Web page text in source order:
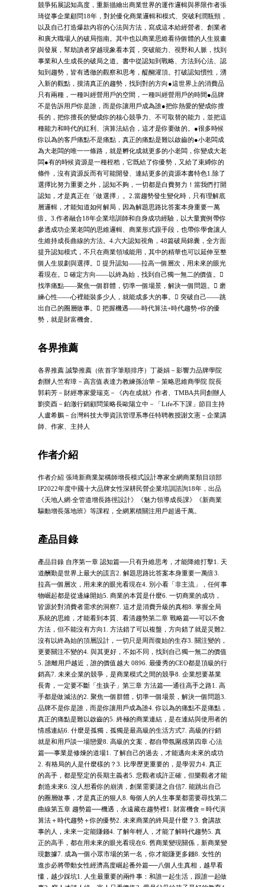
競爭拓展認知高度，重新描繪出商業世界的運作邏輯與界限作者張
琦從事企業顧問18年，對於優化商業邏輯和模式、突破利潤瓶頸，
以及自己打造爆款內容的心法與方法，寫成這本給經營者、創業者
和廣大職場人的破局指南。其中也以商業思維看待個體的人生規畫
與發展，幫助讀者穿越現象看本質，突破能力、視野和人脈，找到
事業和人生成長的破局之道。書中從認知到戰略、方法到心法、認
知到趨勢，皆有透徹的觀察和思考，醍醐灌頂。打破認知慣性，湧
入新的觀點，摸清真正的趨勢，找到對的方向●這世界上的消費品
只有兩種，一種叫經營用戶的空間，一種叫經營用戶的時間●品牌
不是告訴用戶你是誰，而是你讓用戶成為誰●把你熱愛的變成你擅
長的，把你擅長的變成你的核心競爭力、不可取替的能力，並把這
種能力和時代的紅利、演算法結合，這才是你要做的。●很多時候
你以為的客戶痛點不是痛點，真正的痛點是難以啟齒的●小老闆成
為大老闆的唯一一條路，就是孵化成就更多的小老闆，你變成大老
闆●有的時候資源是一種桎梏，它既給了你優勢，又給了束縛你的
條件，沒有資源反而有可能開發、連結更多的資源本書特色1.除了
選擇比努力重要之外，認知不夠，一切都是白費努力！當我們打開
認知，才是真正在「做選擇」。2.當趨勢發生變化時，只有理解底
層邏輯，才能知道如何解局，因為解題思路比答案本身重要一萬
倍。3.作者融合18年企業培訓師和自身成功經驗，以大量實例帶你
參透成功企業老闆的思維邏輯、商業形式跟手段，也帶你學會讓人
生維持成長曲線的方法。4.六大認知視角，48篇破局錦囊，全方面
提升認知模式，不只在商業領域能用，其中的精華也可以延伸至整
個人生規劃與選擇。 提升認知——拉高一個層次，用未來的眼光
看現在。 確定方向——以終為始，找到自己獨一無二的價值。
找準痛點——聚焦一個群體，切準一個場景，解決一個問題。 磨
練心性——心裡能裝多少人，就能成多大的事。 突破自己——跳
出自己的圈層做事。 把握機遇——時代算法+時代趨勢+你的優
勢，就是財富機會。
各界推薦
各界推薦 誠摯推薦（依首字筆順排序）丁菱娟－影響力品牌學院
創辦人竺宥璋－高言值表達力教練孫治華－策略思維商學院 院長
郭莉芳－財經專家愛瑞克－《內在成就》作者、TMBA共同創辦人
劉奕酉－鉑澈行銷顧問策略長歐陽立中－「Life不下課」節目主持
人盧希鵬－台灣科技大學資訊管理系專任特聘教授謝文憲－企業講
師、作家、主持人
作者介紹
作者介紹 張琦新商業架構師增長模式設計專家全網商業類目頭部
IP2022年度中國十大品牌女性深耕民營企業培訓諮詢18年，出品
《天地人網‧全管道增長路徑設計》《魅力領導成長課》《新商業
驅動增長落地班》等課程，全網累積關注用戶超過千萬。
產品目錄
產品目錄 自序第一章 認知篇──只有升維思考，才能降維打擊1. 天
道酬勤是世界上最大的謊言2. 解題思路比答案本身重要一萬倍3.
拉高一個層次，用未來的眼光看現在4. 別小看「非主流」，任何事
物崛起都是從邊緣開始5. 商業的本質是什麼6. 一切商業的成功，
皆源於對消費者需求的洞察7. 這才是消費升級的真相8. 掌握全局
系統的思維，才能看到本質、看清趨勢第二章 戰略篇──可以不會
方法，但不能沒有方向1. 方法錯了可以複盤，方向錯了就是災難2.
沒有以終為始的頂層設計，一切只是周而復始的生存3. 關注變的，
更要關注不變的4. 與其更好，不如不同，找到自己獨一無二的價值
5. 誰離用戶越近，誰的價值越大 0896. 最優秀的CEO都是頂級的行
銷高7. 未來企業的競爭，是商業模式之間的競爭8. 企業想要基業
長青，一定要不斷「生孩子」第三章 方法篇──通往高手之路1. 高
手都是做減法的2. 聚焦一個群體，切準一個場景，解決一個問題3.
品牌不是你是誰，而是你讓用戶成為誰4. 你以為的痛點不是痛點，
真正的痛點是難以啟齒的5. 終極的商業連結，是在連結與使用者的
情感連結6. 什麼是孤獨，孤獨是最高級的生活方式7. 高級的行銷
就是和用戶談一場戀愛8. 高級的文案，都自帶氛圍感第四章 心法
篇──事業是修煉的道場1. 了解自己的過去，才能邁向未來的成功
2. 有格局的人是什麼樣的？3. 比學歷更重要的，是學習力4. 真正
的高手，都是堅定的長期主義者5. 悲觀者或許正確，但樂觀者才能
創造未來6. 沒人想看你的崩潰，創業需要謎之自信7. 能跳出自己
的圈層做事，才是真正的狠人8. 每個人的人生事業都需要尋找第二
曲線第五章 趨勢篇──機遇，永遠藏在趨勢裡1. 財富機會＝時代演
算法＋時代趨勢＋你的優勢2. 未來商業的終局是什麼？3. 會講故
事的人，未來一定能賺錢4. 了解年輕人，才能了解時代趨勢5. 真
正的高手，都在用未來的眼光看現在6. 舊商業變現關係，新商業變
現數據7. 成為一個小眾市場的第一名，你才能賺更多錢8. 女性的
進步必將帶動女性經濟高度崛起番外篇──八個人生真相，越早看
懂，越少踩坑1. 人生最重要的兩件事：和誰一起生活，跟誰一起做